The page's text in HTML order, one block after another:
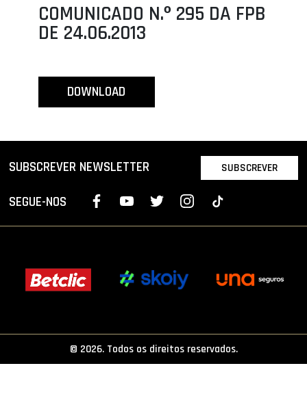
AGENDA
SELEÇÕES
ÁREA TÉCNICA
PROJETOS
LIGA BETCLIC FEMININA
COMUNICADO N.º 295 DA FPB
DE 24.06.2013
DOWNLOAD
SUBSCREVER NEWSLETTER SUBSCREVER
SEGUE-NOS
© 2026. Todos os direitos reservados.